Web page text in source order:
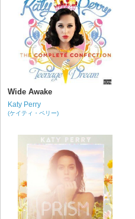
Wide Awake
Katy Perry
(ケイティ・ペリー)